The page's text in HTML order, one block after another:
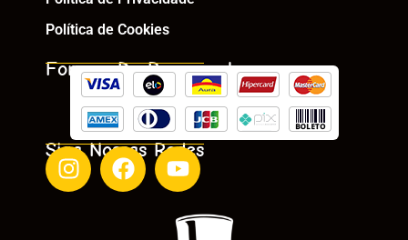
Política de Cookies
Formas De Pagamento
Siga Nossas Redes